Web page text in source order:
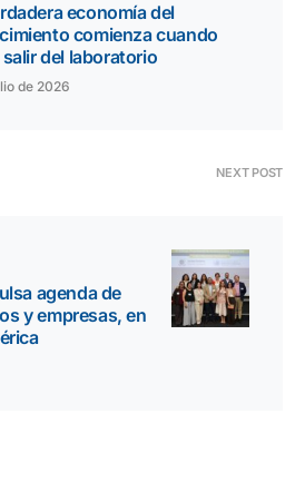
economía del
comienza cuando
del laboratorio
de 2026
NEXT POST
agenda de
y empresas, en